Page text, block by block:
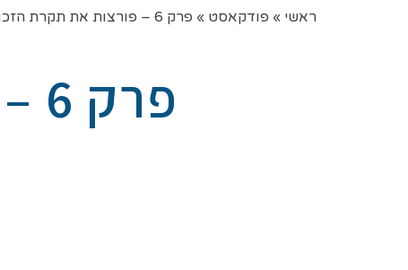
ראשי » פודקאסט » פרק 6 – פורצות את תקרת הזכוכית
פרק 6 – פורצות את תקרת הזכוכית